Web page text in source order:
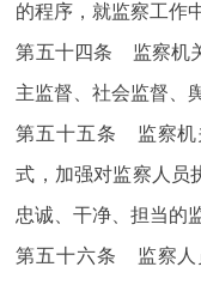
的程序，就监察工作
第五十四条 监察机
主监督、社会监督、
第五十五条 监察机
式，加强对监察人员
忠诚、干净、担当的
第五十六条 监察人